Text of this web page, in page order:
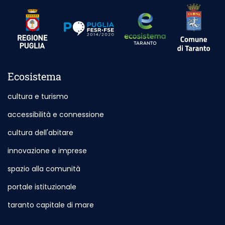
Outdoor Site - Opening in New Card
Outdoor Site - Opening in New Card
Outdoor
Ecosistema
cultura e turismo
accessibilità e connessione
cultura dell'abitare
innovazione e imprese
spazio alla comunità
portale istituzionale
taranto capitale di mare